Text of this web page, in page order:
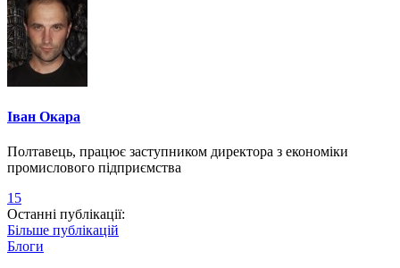
Іван Окара
Полтавець, працює заступником директора з економіки
промислового підприємства
15
Останні публікації:
Більше публікацій
Блоги